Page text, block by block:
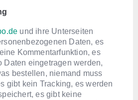
und ihre Unterseiten
Daten, es
Kommentarfunktion, es
Daten eingetragen werden,
bestellen, niemand muss
gibt kein Tracking, es werden
es gibt keine